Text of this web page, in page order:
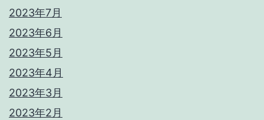
2023年7月
2023年6月
2023年5月
2023年4月
2023年3月
2023年2月